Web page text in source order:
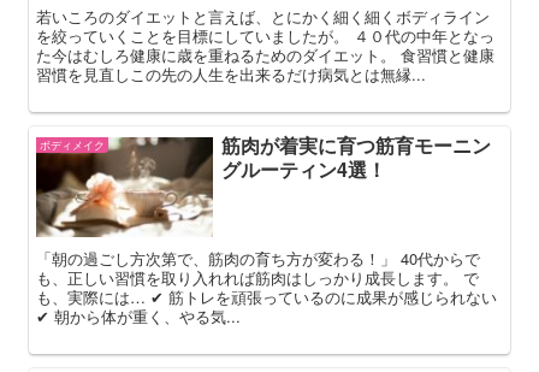
若いころのダイエットと言えば、とにかく細く細くボディライン
を絞っていくことを目標にしていましたが。 ４０代の中年となっ
た今はむしろ健康に歳を重ねるためのダイエット。 食習慣と健康
習慣を見直しこの先の人生を出来るだけ病気とは無縁...
ボディメイク
筋肉が着実に育つ筋育モーニン
グルーティン4選！
「朝の過ごし方次第で、筋肉の育ち方が変わる！」 40代からで
も、正しい習慣を取り入れれば筋肉はしっかり成長します。 で
も、実際には… ✔ 筋トレを頑張っているのに成果が感じられない
✔ 朝から体が重く、やる気...